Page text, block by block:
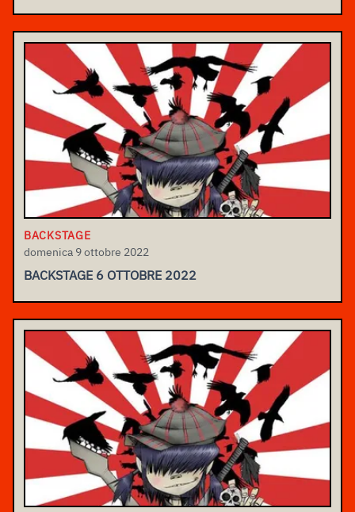
BACKSTAGE
domenica 9 ottobre 2022
BACKSTAGE 6 OTTOBRE 2022